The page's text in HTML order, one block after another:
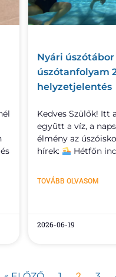
Nyári
úszótanfolyam
helyzetjelentés
Kedves Szülők! Itt
együtt a víz, a
élmény az
hírek:
Hétfőn
TOVÁBB OLVASOM
2026-06-19